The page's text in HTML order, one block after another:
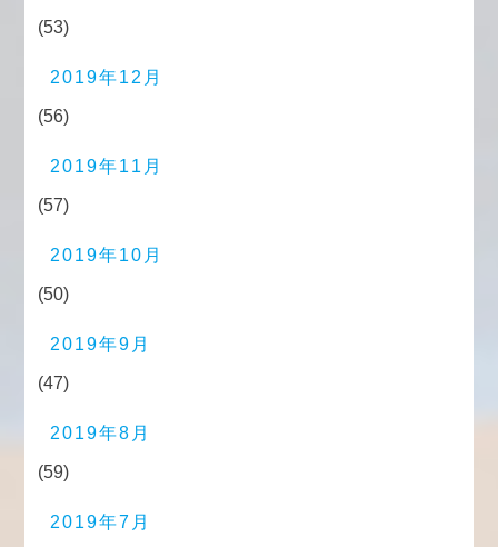
(53)
2019年12月
(56)
2019年11月
(57)
2019年10月
(50)
2019年9月
(47)
2019年8月
(59)
2019年7月